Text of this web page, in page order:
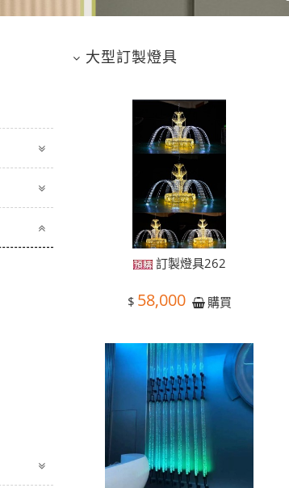
大型訂製燈具
訂製燈具262
$ 58,000 購買